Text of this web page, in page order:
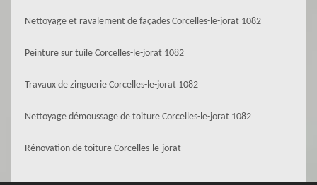
Nettoyage et ravalement de façades Corcelles-le-jorat 1082
Peinture sur tuile Corcelles-le-jorat 1082
Travaux de zinguerie Corcelles-le-jorat 1082
Nettoyage démoussage de toiture Corcelles-le-jorat 1082
Rénovation de toiture Corcelles-le-jorat